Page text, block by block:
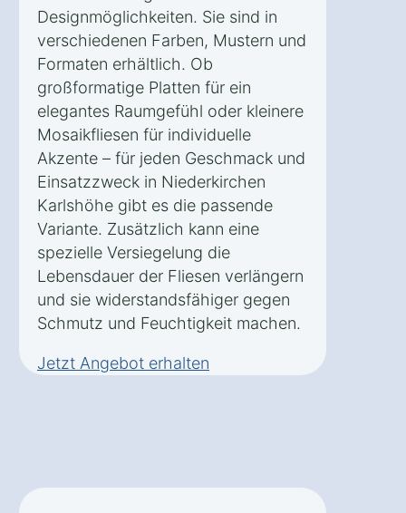
Designmöglichkeiten. Sie sind in
verschiedenen Farben, Mustern und
Formaten erhältlich. Ob
großformatige Platten für ein
elegantes Raumgefühl oder kleinere
Mosaikfliesen für individuelle
Akzente – für jeden Geschmack und
Einsatzzweck in Niederkirchen
Karlshöhe gibt es die passende
Variante. Zusätzlich kann eine
spezielle Versiegelung die
Lebensdauer der Fliesen verlängern
und sie widerstandsfähiger gegen
Schmutz und Feuchtigkeit machen.
Jetzt Angebot erhalten